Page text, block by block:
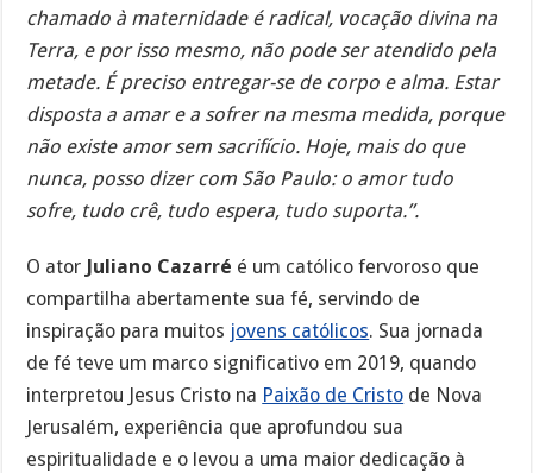
chamado à maternidade é radical, vocação divina na
Terra, e por isso mesmo, não pode ser atendido pela
metade. É preciso entregar-se de corpo e alma. Estar
disposta a amar e a sofrer na mesma medida, porque
não existe amor sem sacrifício. Hoje, mais do que
nunca, posso dizer com São Paulo: o amor tudo
sofre, tudo crê, tudo espera, tudo suporta.”.
O ator Juliano Cazarré é um católico fervoroso que
compartilha abertamente sua fé, servindo de
inspiração para muitos jovens católicos. Sua jornada
de fé teve um marco significativo em 2019, quando
interpretou Jesus Cristo na Paixão de Cristo de Nova
Jerusalém, experiência que aprofundou sua
espiritualidade e o levou a uma maior dedicação à